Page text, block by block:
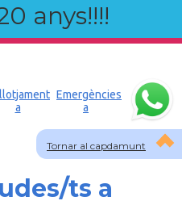
anys!!!!
Tornar al capdamunt
a
Emergències
a
ts a